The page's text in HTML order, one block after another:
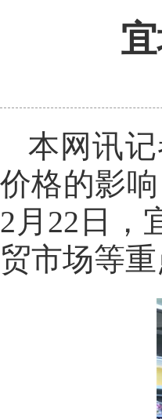
本网讯
价格的影
2月22日，
贸市场等